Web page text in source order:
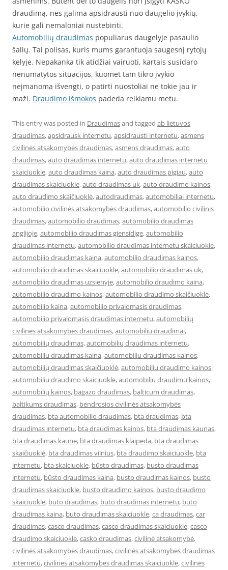
draudimą, nes galima apsidrausti nuo daugelio įvykių,
kurie gali nemaloniai nustebinti.
Automobilių draudimas populiarus daugelyje pasaulio
šalių. Tai polisas, kuris mums garantuoja saugesnį rytojų
kelyje. Nepakanka tik atidžiai vairuoti, kartais susidaro
nenumatytos situacijos, kuomet tam tikro įvykio
neįmanoma išvengti, o patirti nuostoliai ne tokie jau ir
maži. Draudimo išmokos padeda reikiamu metu.
This entry was posted in Draudimasand tagged ab lietuvos
draudimas,apsidrausk internetu,apsidrausti internetu,asmens
civilinės atsakomybės draudimas,asmens draudimas,auto
draudimas,auto draudimas internetu,auto draudimas internetu
skaiciuokle,auto draudimas kaina,auto draudimas pigiau,auto
draudimas skaiciuokle,auto draudimas uk,auto draudimo kainos,
auto draudimo skaičiuoklė,autodraudimas,automobiliai internetu,
automobilio civilinės atsakomybės draudimas,automobilio civilinis
draudimas,automobilio draudimas,automobilio draudimas
anglijoje,automobilio draudimas gjensidige,automobilio
draudimas internetu,automobilio draudimas internetu skaiciuokle,
automobilio draudimas kaina,automobilio draudimas kainos,
automobilio draudimas skaiciuokle,automobilio draudimas uk,
automobilio draudimas uzsienyje,automobilio draudimo kaina,
automobilio draudimo kainos,automobilio draudimo skaičiuoklė,
automobilio kaina,automobilio privalomasis draudimas,
automobilio privalomasis draudimas internetu,automobilių
civilinės atsakomybės draudimas,automobiliu draudimai,
automobilių draudimas,automobilių draudimas internetu,
automobiliu draudimas kaina,automobiliu draudimas kainos,
automobilių draudimas skaičiuoklė,automobiliu draudimo kainos,
automobiliu draudimo skaiciuokle,automobiliu draudimu kainos,
automobilių kainos, bagazo draudimas, balticum draudimas,
baltikums draudimas, bendrosios civilinės atsakomybės
draudimas, bta automobilio draudimas, bta draudimas, bta
draudimas internetu, bta draudimas kainos, bta draudimas kaunas,
bta draudimas kaune, bta draudimas klaipeda, bta draudimas
skaičiuoklė, bta draudimas vilnius, bta draudimo skaiciuokle, bta
internetu, bta skaiciuokle, būsto draudimas, busto draudimas
internetu, būsto draudimas kaina, busto draudimas kainos, busto
draudimas skaiciuokle, busto draudimo kainos, busto draudimo
skaiciuokle, buto draudimas, buto draudimas internetu, buto
draudimas kaina, buto draudimas skaiciuokle,ca draudimas,car
draudimas,casco draudimas,casco draudimas skaiciuokle,casco
draudimo skaiciuokle,casko draudimas,civilinė atsakomybė,
civilinės atsakomybės draudimas,civilinės atsakomybės draudimas
internetu,civilines atsakomybes draudimas skaiciuokle,civilinės